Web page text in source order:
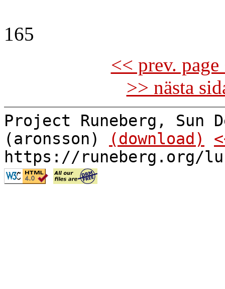
165
<< prev.
>> nästa
Project Runeberg, Sun
(aronsson)
(download)
https://runeberg.org/